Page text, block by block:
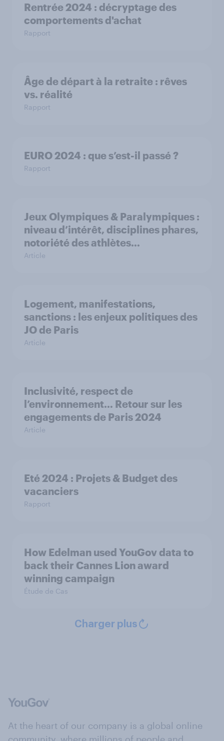
Rentrée 2024 : décryptage des
comportements d'achat
Rapport
Âge de départ à la retraite : rêves
vs. réalité
Rapport
EURO 2024 : que s’est-il passé ?
Rapport
Jeux Olympiques & Paralympiques :
niveau d’intérêt, disciplines phares,
notoriété des athlètes…
Article
Logement, manifestations,
sanctions : les enjeux politiques des
JO de Paris
Article
Inclusivité, respect de
l’environnement… Retour sur les
engagements de Paris 2024
Article
Eté 2024 : Projets & Budget des
vacanciers
Rapport
How Edelman used YouGov data to
back their Cannes Lion award
winning campaign
Étude de Cas
Charger plus
At the heart of our company is a global online